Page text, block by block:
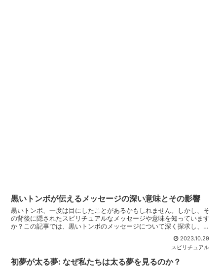
黒いトンボが伝えるメッセージの深い意味とその影響
黒いトンボ、一度は目にしたことがあるかもしれません。しかし、そ
の背後に隠されたスピリチュアルなメッセージや意味を知っています
か？この記事では、黒いトンボのメッセージについて深く探求し、そ
2023.10.29
スピリチュアル
初夢が太る夢: なぜ私たちは太る夢を見るのか？